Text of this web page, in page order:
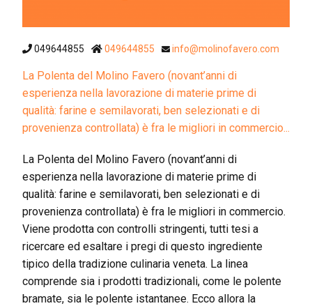
049644855 049644855 info@molinofavero.com
La Polenta del Molino Favero (novant’anni di
esperienza nella lavorazione di materie prime di
qualità: farine e semilavorati, ben selezionati e di
provenienza controllata) è fra le migliori in commercio...
La Polenta del Molino Favero (novant’anni di
esperienza nella lavorazione di materie prime di
qualità: farine e semilavorati, ben selezionati e di
provenienza controllata) è fra le migliori in commercio.
Viene prodotta con controlli stringenti, tutti tesi a
ricercare ed esaltare i pregi di questo ingrediente
tipico della tradizione culinaria veneta. La linea
comprende sia i prodotti tradizionali, come le polente
bramate, sia le polente istantanee. Ecco allora la